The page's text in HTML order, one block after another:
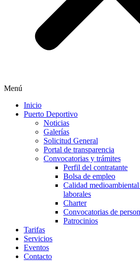
Menú
Inicio
Puerto Deportivo
Noticias
Galerías
Solicitud General
Portal de transparencia
Convocatorias y trámites
Perfil del contratante
Bolsa de empleo
Calidad
laborales
Charter
Convocatorias de
Patrocinios
Tarifas
Servicios
Eventos
Contacto